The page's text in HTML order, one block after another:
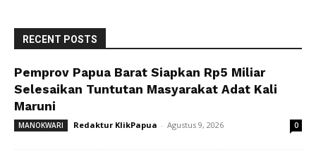
RECENT POSTS
Pemprov Papua Barat Siapkan Rp5 Miliar
Selesaikan Tuntutan Masyarakat Adat Kali
Maruni
MANOKWARI Redaktur KlikPapua - Agustus 9, 2026 0